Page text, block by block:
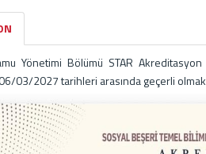
Yönetimi Bölümü STAR
03/2027 tarihleri arasında geçerli olmak